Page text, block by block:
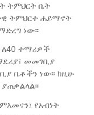
ትምህርት ቤት
ትምህርተ ሐይማኖት
ነው፡፡
ተማሪዎች
መመገቢያ
ቤቶችን ነው፡፡ ከዚሁ
የአብነት